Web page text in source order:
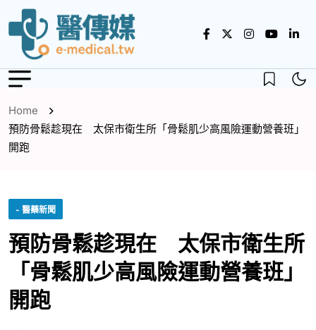
Home
預防骨鬆趁現在 太保市衛生所「骨鬆肌少高風險運動營養班」
開跑
- 醫藥新聞
預防骨鬆趁現在 太保市衛生所
「骨鬆肌少高風險運動營養班」
開跑